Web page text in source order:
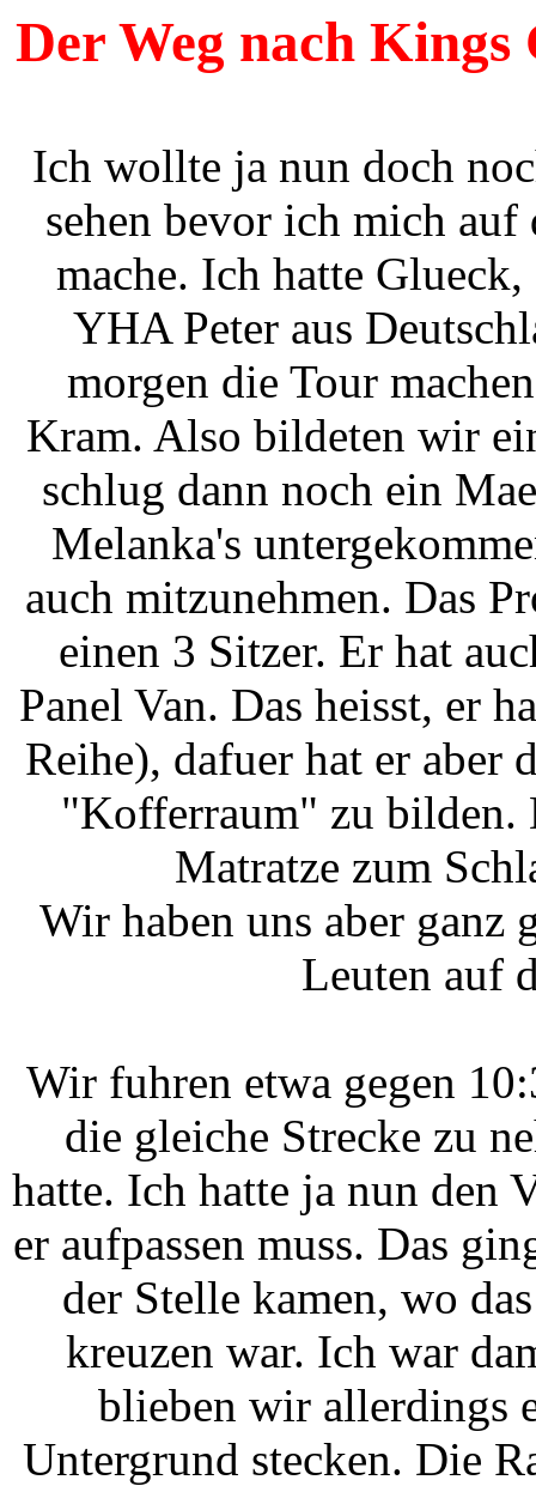
Der Weg nach
Ich wollte ja nun doch
sehen bevor ich mich
mache. Ich hatte
YHA Peter aus
morgen die Tour
Kram. Also bildeten wir
schlug dann noch ein
Melanka's
auch mitzunehmen. Das
einen 3 Sitzer. Er hat
Panel Van. Das heisst, er
Reihe), dafuer hat er
"Kofferraum" zu bilden.
Matratze zum
Wir haben uns aber ganz
Leuten auf
Wir fuhren etwa gegen
die gleiche Strecke zu
hatte. Ich hatte ja nun den
er aufpassen muss. Das
der Stelle kamen, wo
kreuzen war. Ich war
blieben wir allerdings
Untergrund stecken. Die